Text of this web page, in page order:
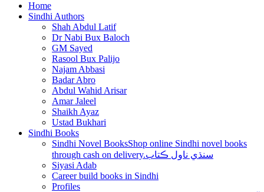
Home
Sindhi Authors
Shah Abdul Latif
Dr Nabi Bux Baloch
GM Sayed
Rasool Bux Palijo
Najam Abbasi
Badar Abro
Abdul Wahid Arisar
Amar Jaleel
Shaikh Ayaz
Ustad Bukhari
Sindhi Books
Sindhi Novel BooksShop online Sindhi novel books
through cash on delivery.سنڌي ناول ڪتاب
Siyasi Adab
Career build books in Sindhi
Profiles